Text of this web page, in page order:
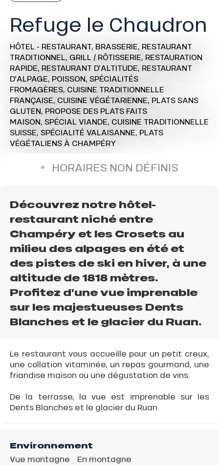
Refuge le Chaudron
HÔTEL - RESTAURANT, BRASSERIE, RESTAURANT
TRADITIONNEL, GRILL / RÔTISSERIE, RESTAURATION
RAPIDE, RESTAURANT D'ALTITUDE, RESTAURANT
D'ALPAGE, POISSON, SPÉCIALITÉS
FROMAGÈRES, CUISINE TRADITIONNELLE
FRANÇAISE, CUISINE VÉGÉTARIENNE, PLATS SANS
GLUTEN, PROPOSE DES PLATS FAITS
MAISON, SPÉCIAL VIANDE, CUISINE TRADITIONNELLE
SUISSE, SPÉCIALITÉ VALAISANNE, PLATS
VÉGÉTALIENS À CHAMPÉRY
HORAIRES NON DÉFINIS
Découvrez notre hôtel-
restaurant niché entre
Champéry et les Crosets au
milieu des alpages en été et
des pistes de ski en hiver, à une
altitude de 1818 mètres.
Profitez d’une vue imprenable
sur les majestueuses Dents
Blanches et le glacier du Ruan.
Le restaurant vous accueille pour un petit creux,
une collation vitaminée, un repas gourmand, une
friandise maison ou une dégustation de vins.
De la terrasse, la vue est imprenable sur les
Dents Blanches et le glacier du Ruan.
Environnement
Vue montagne
En montagne